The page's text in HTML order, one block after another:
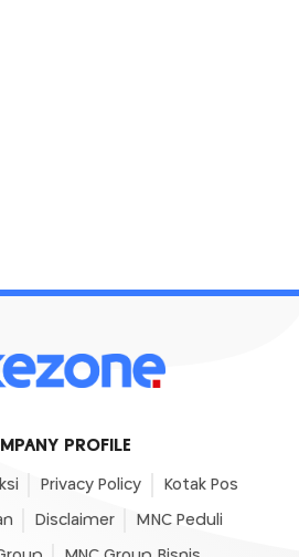
PROFILE
Privacy Policy Kotak Pos
Disclaimer MNC Peduli